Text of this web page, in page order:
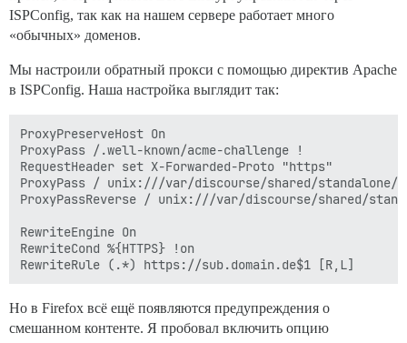
ISPConfig, так как на нашем сервере работает много
«обычных» доменов.
Мы настроили обратный прокси с помощью директив Apache
в ISPConfig. Наша настройка выглядит так:
ProxyPreserveHost On
ProxyPass /.well-known/acme-challenge !
RequestHeader set X-Forwarded-Proto "https"
ProxyPass / unix:///var/discourse/shared/
ProxyPassReverse / unix:///var/discourse/shared/
RewriteEngine On
RewriteCond %{HTTPS} !on
Но в Firefox всё ещё появляются предупреждения о
смешанном контенте. Я пробовал включить опцию